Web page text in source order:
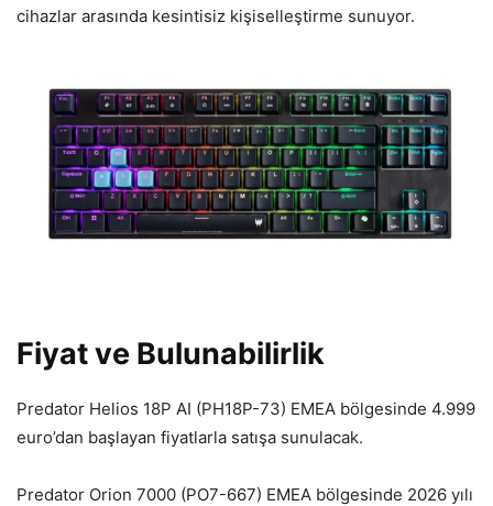
cihazlar arasında kesintisiz kişiselleştirme sunuyor.
Fiyat ve Bulunabilirlik
Predator Helios 18P AI (PH18P-73) EMEA bölgesinde 4.999
euro’dan başlayan fiyatlarla satışa sunulacak.
Predator Orion 7000 (PO7-667) EMEA bölgesinde 2026 yılı